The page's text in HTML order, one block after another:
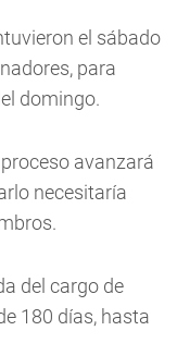
el sábado
para
domingo.
avanzará
necesitaría
del cargo de
180 días, hasta